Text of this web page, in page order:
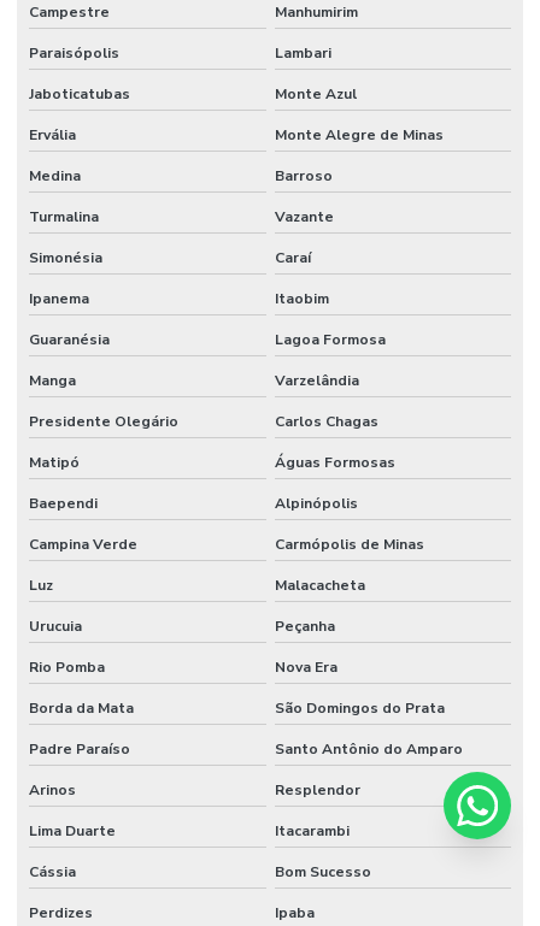
Campestre Manhumirim
Paraisópolis Lambari
Jaboticatubas Monte Azul
Ervália Monte Alegre de Minas
Medina Barroso
Turmalina Vazante
Simonésia Caraí
Ipanema Itaobim
Guaranésia Lagoa Formosa
Manga Varzelândia
Presidente Olegário Carlos Chagas
Matipó Águas Formosas
Baependi Alpinópolis
Campina Verde Carmópolis de Minas
Luz Malacacheta
Urucuia Peçanha
Rio Pomba Nova Era
Borda da Mata São Domingos do Prata
Padre Paraíso Santo Antônio do Amparo
Arinos Resplendor
Lima Duarte Itacarambi
Cássia Bom Sucesso
Perdizes Ipaba